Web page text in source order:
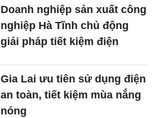
Doanh nghiệp sản xuất công
nghiệp Hà Tĩnh chủ động
giải pháp tiết kiệm điện
Gia Lai ưu tiên sử dụng điện
an toàn, tiết kiệm mùa nắng
nóng